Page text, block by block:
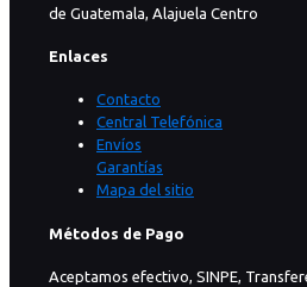
de Guatemala, Alajuela Centro
Enlaces
Contacto
Central Telefónica
Envíos
Garantías
Mapa del sitio
Métodos de Pago
Aceptamos efectivo, SINPE,